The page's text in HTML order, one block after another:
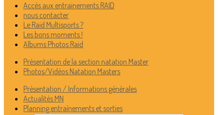
Accès aux entrainements RAID
nous contacter
Le Raid Multisports ?
Les bons moments !
Albums Photos Raid
Présentation de la section natation Master
Photos/Vidéos Natation Masters
Présentation / Informations générales
Actualités MN
Planning entraînements et sorties